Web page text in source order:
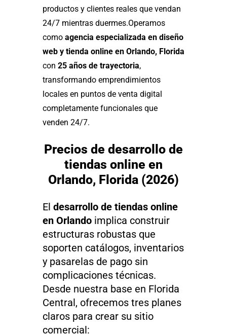
productos y clientes reales que vendan
24/7 mientras duermes.Operamos
como agencia especializada en diseño
web y tienda online en Orlando, Florida
con 25 años de trayectoria,
transformando emprendimientos
locales en puntos de venta digital
completamente funcionales que
venden 24/7.
Precios de desarrollo de
tiendas online en
Orlando, Florida (2026)
El desarrollo de tiendas online
en Orlando implica construir
estructuras robustas que
soporten catálogos, inventarios
y pasarelas de pago sin
complicaciones técnicas.
Desde nuestra base en Florida
Central, ofrecemos tres planes
claros para crear su sitio
comercial: